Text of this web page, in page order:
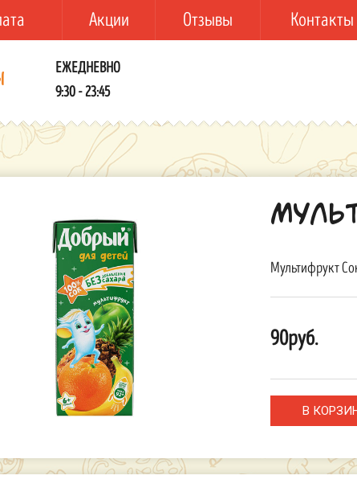
Акции Отзывы Контакты
ЕЖЕДНЕВНО
9:30 - 23:45
Мультифрукт
90руб.